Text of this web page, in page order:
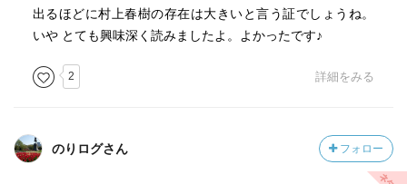
出るほどに村上春樹の存在は大きいと言う証でしょうね。
いや とても興味深く読みましたよ。よかったです♪
2 詳細をみる
のりログさん フォロー